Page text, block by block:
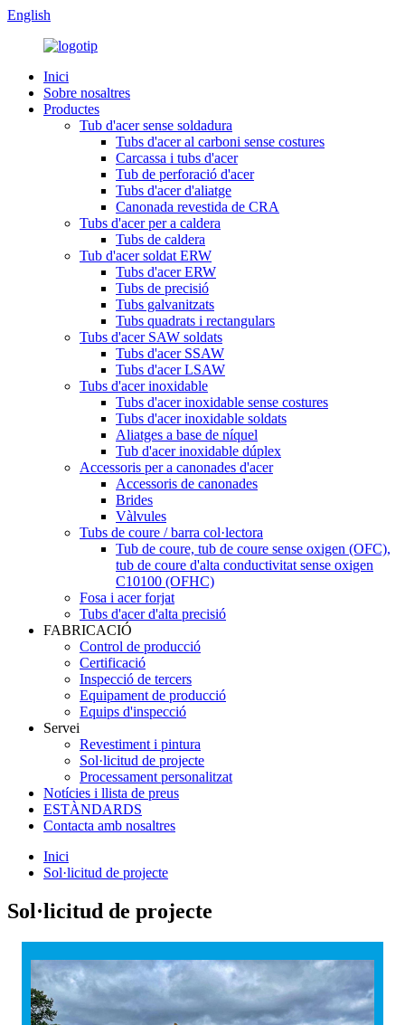
English
Inici
Sobre nosaltres
Productes
Tub d'acer sense soldadura
Tubs d'acer al carboni sense costures
Carcassa i tubs d'acer
Tub de perforació d'acer
Tubs d'acer d'aliatge
Canonada revestida de CRA
Tubs d'acer per a caldera
Tubs de caldera
Tub d'acer soldat ERW
Tubs d'acer ERW
Tubs de precisió
Tubs galvanitzats
Tubs quadrats i rectangulars
Tubs d'acer SAW soldats
Tubs d'acer SSAW
Tubs d'acer LSAW
Tubs d'acer inoxidable
Tubs d'acer inoxidable sense costures
Tubs d'acer inoxidable soldats
Aliatges a base de níquel
Tub d'acer inoxidable dúplex
Accessoris per a canonades d'acer
Accessoris de canonades
Brides
Vàlvules
Tubs de coure / barra col·lectora
Tub de coure, tub de coure sense oxigen (OFC),
tub de coure d'alta conductivitat sense oxigen
C10100 (OFHC)
Fosa i acer forjat
Tubs d'acer d'alta precisió
FABRICACIÓ
Control de producció
Certificació
Inspecció de tercers
Equipament de producció
Equips d'inspecció
Servei
Revestiment i pintura
Sol·licitud de projecte
Processament personalitzat
Notícies i llista de preus
ESTÀNDARDS
Contacta amb nosaltres
Inici
Sol·licitud de projecte
Sol·licitud de projecte